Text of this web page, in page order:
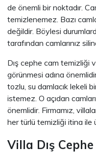
de önemli bir noktadır.
temizlenemez. Bazı
değildir. Böylesi
tarafından camlarınız
Dış cephe cam temizliği
görünmesi adına
tozlu, su damlacık lekeli
istemez. O açıdan
önemlidir. Firmamız,
her türlü temizliği itina ile
Villa Dış